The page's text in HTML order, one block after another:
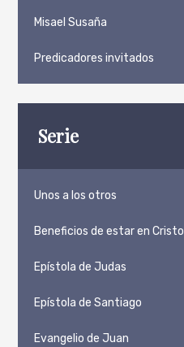
Misael Susaña
Predicadores invitados
Serie
Unos a los otros
Beneficios de estar en Cristo
Epístola de Judas
Epístola de Santiago
Evangelio de Juan